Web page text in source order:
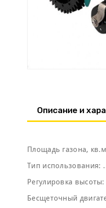
Описание и
Площадь газона,
Тип использования:
Регулировка высоты:
Бесщеточный